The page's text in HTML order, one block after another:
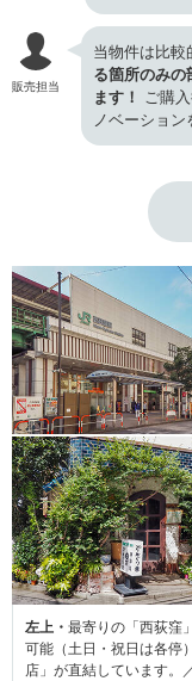
販売担当
当物件は比較
る箇所のみの
ます！ ご購
ノベーション
左上・ 最寄りの「西荻窪
可能（土日・祝日は各停
店」が直結しています。